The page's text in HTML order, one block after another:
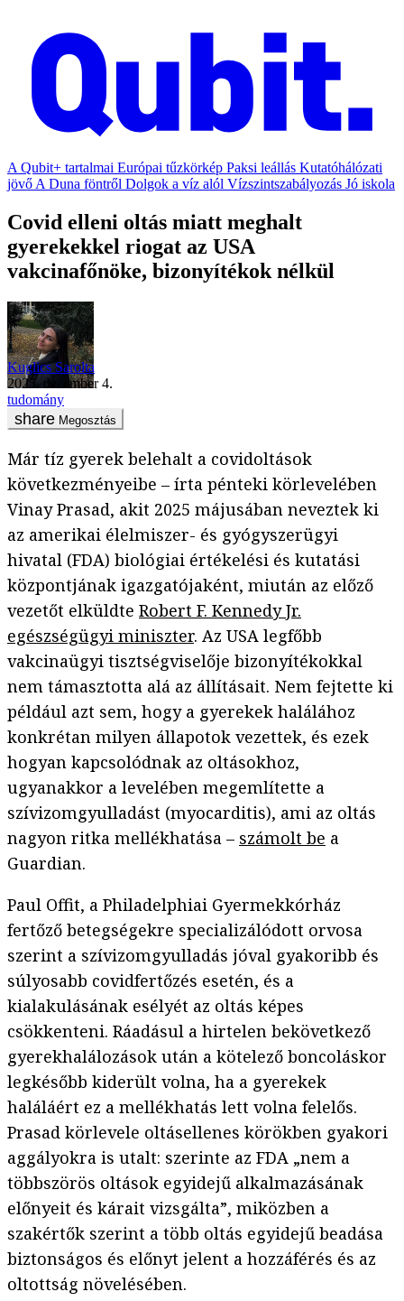
A Qubit+ tartalmai Európai tűzkörkép Paksi leállás Kutatóhálózati
jövő A Duna föntről Dolgok a víz alól Vízszintszabályozás Jó iskola
Covid elleni oltás miatt meghalt
gyerekekkel riogat az USA
vakcinafőnöke, bizonyítékok nélkül
Kuglics Sarolta
2025. december 4.
tudomány
Megosztás
Már tíz gyerek belehalt a covidoltások
következményeibe – írta pénteki körlevelében
Vinay Prasad, akit 2025 májusában neveztek ki
az amerikai élelmiszer- és gyógyszerügyi
hivatal (FDA) biológiai értékelési és kutatási
központjának igazgatójaként, miután az előző
vezetőt elküldte Robert F. Kennedy Jr.
egészségügyi miniszter. Az USA legfőbb
vakcinaügyi tisztségviselője bizonyítékokkal
nem támasztotta alá az állításait. Nem fejtette ki
például azt sem, hogy a gyerekek halálához
konkrétan milyen állapotok vezettek, és ezek
hogyan kapcsolódnak az oltásokhoz,
ugyanakkor a levelében megemlítette a
szívizomgyulladást (myocarditis), ami az oltás
nagyon ritka mellékhatása – számolt be a
Guardian.
Paul Offit, a Philadelphiai Gyermekkórház
fertőző betegségekre specializálódott orvosa
szerint a szívizomgyulladás jóval gyakoribb és
súlyosabb covidfertőzés esetén, és a
kialakulásának esélyét az oltás képes
csökkenteni. Ráadásul a hirtelen bekövetkező
gyerekhalálozások után a kötelező boncoláskor
legkésőbb kiderült volna, ha a gyerekek
haláláért ez a mellékhatás lett volna felelős.
Prasad körlevele oltásellenes körökben gyakori
aggályokra is utalt: szerinte az FDA „nem a
többszörös oltások egyidejű alkalmazásának
előnyeit és kárait vizsgálta”, miközben a
szakértők szerint a több oltás egyidejű beadása
biztonságos és előnyt jelent a hozzáférés és az
oltottság növelésében.